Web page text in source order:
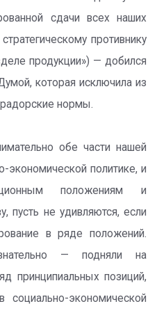
сдачи всех наших
противнику
продукции») — добился
которая исключила из
нормы.
обе части нашей
политике, и
положениям и
пусть не удивляются, если
в ряде положений.
— подняли на
принципиальных позиций,
экономической